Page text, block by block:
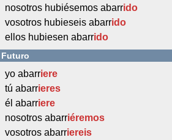
nosotros hubiésemos abarrido
vosotros hubieseis abarrido
ellos hubiesen abarrido
Futuro
yo abarriere
tú abarrieres
él abarriere
nosotros abarriéremos
vosotros abarriereis